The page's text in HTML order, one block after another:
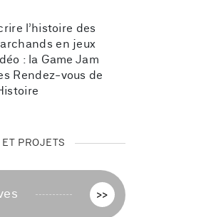
l’histoire des
en jeux
: la Game Jam
Rendez-vous de
ET PROJETS
>>